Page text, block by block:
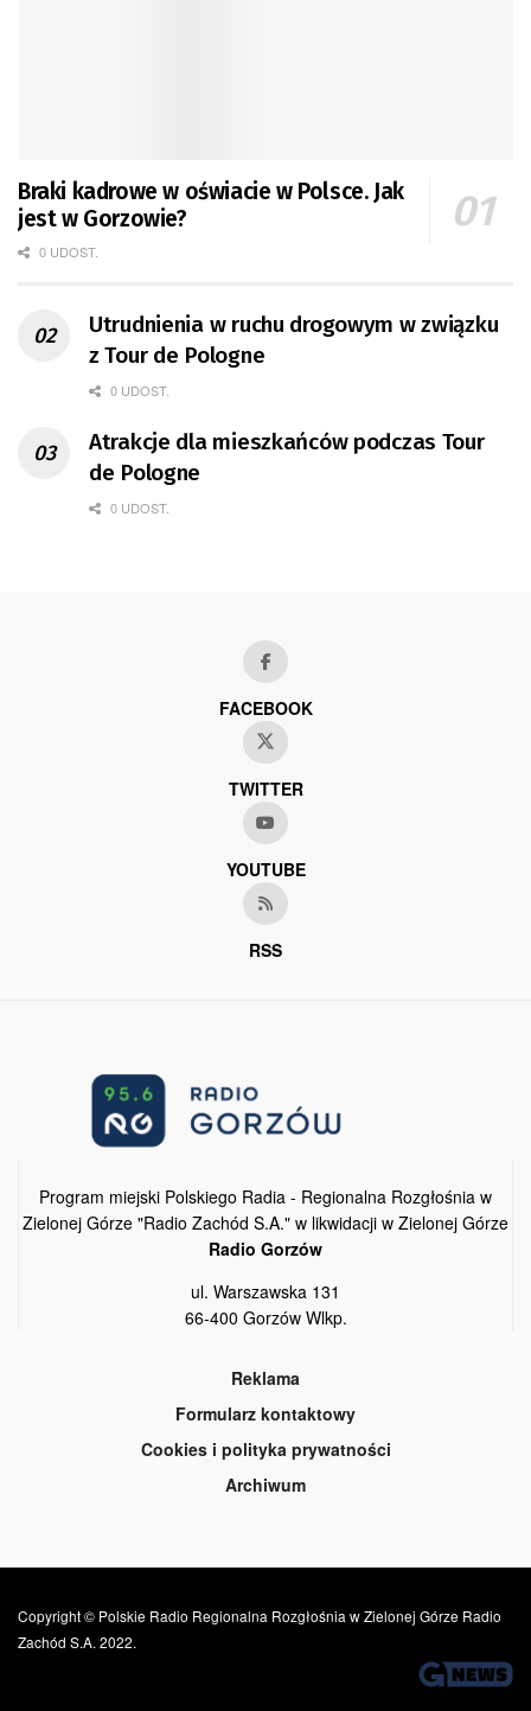
Braki kadrowe w oświacie w Polsce. Jak
jest w Gorzowie?
0 UDOST.
Utrudnienia w ruchu drogowym w związku
z Tour de Pologne
0 UDOST.
Atrakcje dla mieszkańców podczas Tour
de Pologne
0 UDOST.
FACEBOOK
TWITTER
YOUTUBE
RSS
Program miejski Polskiego Radia - Regionalna Rozgłośnia w
Zielonej Górze "Radio Zachód S.A." w likwidacji w Zielonej Górze
Radio Gorzów
ul. Warszawska 131
66-400 Gorzów Wlkp.
Reklama
Formularz kontaktowy
Cookies i polityka prywatności
Archiwum
Copyright © Polskie Radio Regionalna Rozgłośnia w Zielonej Górze Radio
Zachód S.A. 2022.